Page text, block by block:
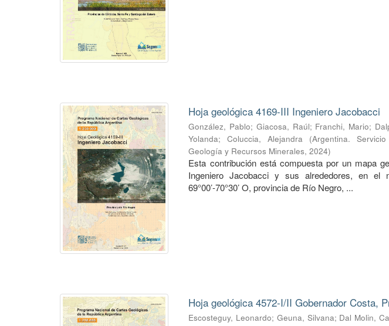
Hoja geológica 4169-III Ingeniero Jacobacci
González, Pablo; Giacosa, Raúl; Franchi, Mario;
Yolanda;Coluccia, Alejandra (Argentina.
Geología y Recursos Minerales,2024)
Esta contribución está compuesta por un mapa
Ingeniero Jacobacci y sus alrededores, en el
69°00’-70°30’ O, provincia de Río Negro, ...
Hoja geológica 4572-I/II Gobernador Costa,
Escosteguy, Leonardo; Geuna, Silvana; Dal Molin,